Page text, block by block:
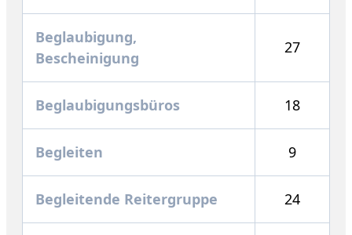
Beglaubigung,
Bescheinigung
27
Beglaubigungsbüros 18
Begleiten 9
Begleitende Reitergruppe 24